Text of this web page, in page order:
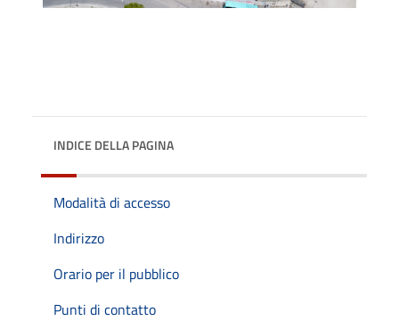
INDICE DELLA PAGINA
Modalità di accesso
Indirizzo
Orario per il pubblico
Punti di contatto